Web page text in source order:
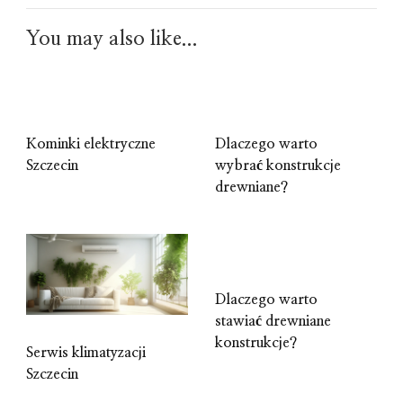
You may also like...
Kominki elektryczne
Szczecin
Dlaczego warto
wybrać konstrukcje
drewniane?
Serwis klimatyzacji
Szczecin
Dlaczego warto
stawiać drewniane
konstrukcje?